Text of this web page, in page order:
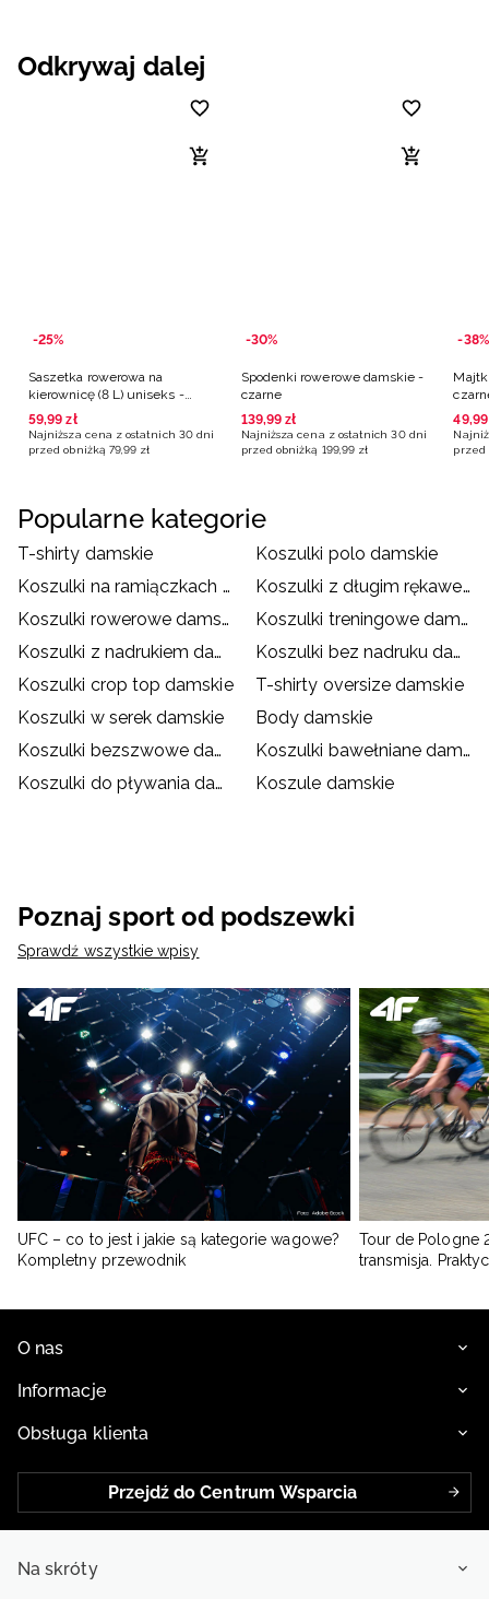
Odkrywaj dalej
-25%
Saszetka rowerowa na
kierownicę (8 L) uniseks -
czarna
59,99 zł
Najniższa cena z ostatnich 30 dni
przed obniżką 79,99 zł
-30%
Spodenki rowerowe damskie -
czarne
139,99 zł
Najniższa cena z ostatnich 30 dni
przed obniżką 199,99 zł
-38%
49,99
przed
Popularne kategorie
T-shirty damskie
Koszulki polo damskie
Koszulki na ramiączkach damskie
Koszulki z długim rękawem damskie
Koszulki rowerowe damskie
Koszulki treningowe damskie
Koszulki z nadrukiem damskie
Koszulki bez nadruku damskie
Koszulki crop top damskie
T-shirty oversize damskie
Koszulki w serek damskie
Body damskie
Koszulki bezszwowe damskie
Koszulki bawełniane damskie
Koszulki do pływania damskie
Koszule damskie
Poznaj sport od podszewki
Sprawdź wszystkie wpisy
UFC – co to jest i jakie są kategorie wagowe?
Kompletny przewodnik
Tour de Pologne
transmisja.
O nas
Informacje
Obsługa klienta
Przejdź do Centrum Wsparcia
Na skróty